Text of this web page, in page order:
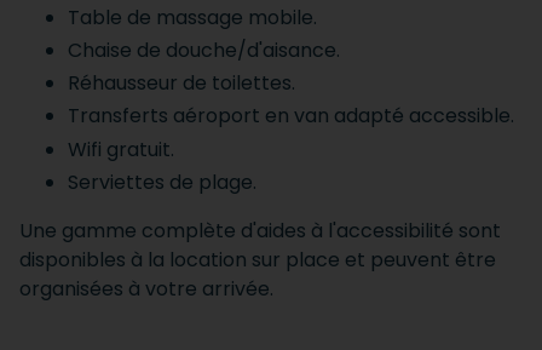
Table de massage mobile.
Chaise de douche/d'aisance.
Réhausseur de toilettes.
Transferts aéroport en van adapté accessible.
Wifi gratuit.
Serviettes de plage.
Une gamme complète d'aides à l'accessibilité sont
disponibles à la location sur place et peuvent être
organisées à votre arrivée.